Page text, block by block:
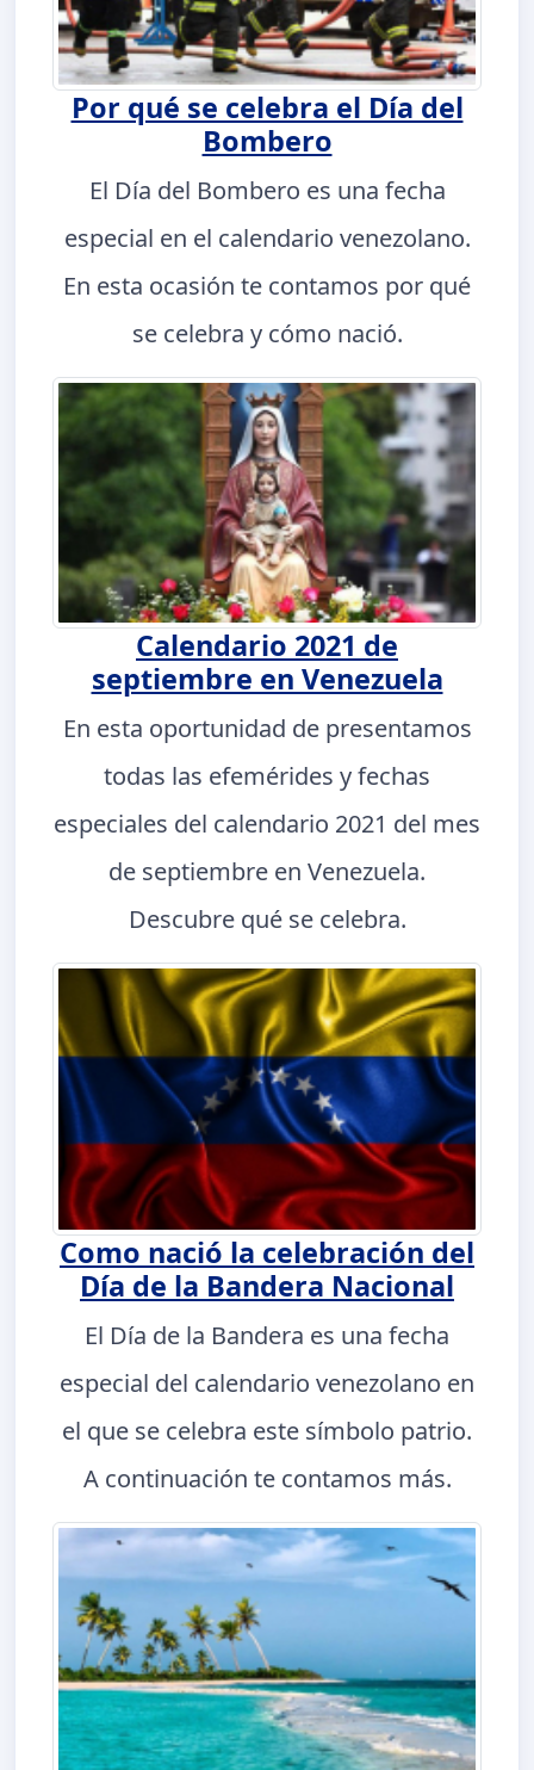
Por qué se celebra el Día del
Bombero
El Día del Bombero es una fecha
especial en el calendario venezolano.
En esta ocasión te contamos por qué
se celebra y cómo nació.
Calendario 2021 de
septiembre en Venezuela
En esta oportunidad de presentamos
todas las efemérides y fechas
especiales del calendario 2021 del mes
de septiembre en Venezuela.
Descubre qué se celebra.
Como nació la celebración del
Día de la Bandera Nacional
El Día de la Bandera es una fecha
especial del calendario venezolano en
el que se celebra este símbolo patrio.
A continuación te contamos más.